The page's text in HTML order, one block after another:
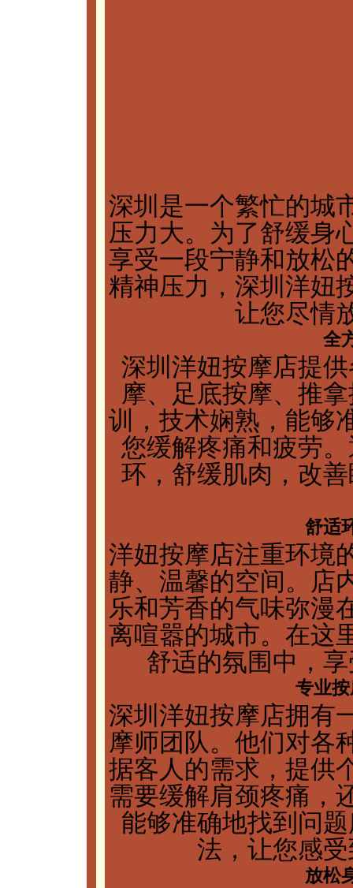
深圳是一个繁忙的城
压力大。为了舒缓身
享受一段宁静和放松
精神压力，深圳洋妞
让您尽情
全
深圳洋妞按摩店提
摩、足底按摩、推
训，技术娴熟，能够
您缓解疼痛和疲劳
环，舒缓肌肉，改
舒适
洋妞按摩店注重环境
静、温馨的空间。店
乐和芳香的气味弥漫
离喧嚣的城市。在这
舒适的氛围中，
专业
深圳洋妞按摩店拥有
摩师团队。他们对各
据客人的需求，提供
需要缓解肩颈疼痛，
能够准确地找到问
法，让您感
放松